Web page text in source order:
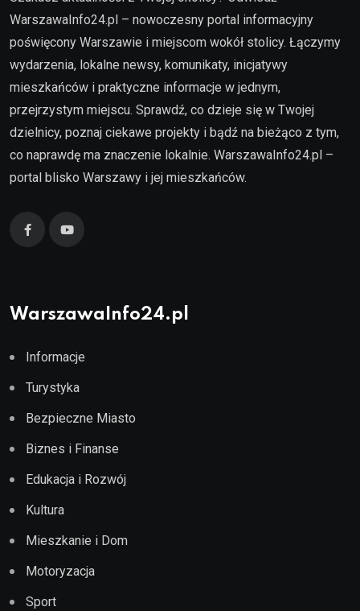
WarszawaInfo24.pl – nowoczesny portal informacyjny
poświęcony Warszawie i miejscom wokół stolicy. Łączymy
wydarzenia, lokalne newsy, komunikaty, inicjatywy
mieszkańców i praktyczne informacje w jednym,
przejrzystym miejscu. Sprawdź, co dzieje się w Twojej
dzielnicy, poznaj ciekawe projekty i bądź na bieżąco z tym,
co naprawdę ma znaczenie lokalnie. WarszawaInfo24.pl –
portal blisko Warszawy i jej mieszkańców.
WarszawaInfo24.pl
Informacje
Turystyka
Bezpieczne Miasto
Biznes i Finanse
Edukacja i Rozwój
Kultura
Mieszkanie i Dom
Motoryzacja
Sport